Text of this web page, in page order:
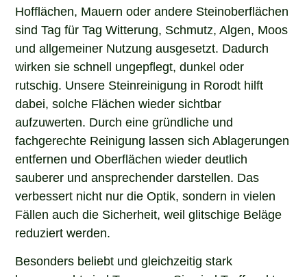
Hofflächen, Mauern oder andere Steinoberflächen
sind Tag für Tag Witterung, Schmutz, Algen, Moos
und allgemeiner Nutzung ausgesetzt. Dadurch
wirken sie schnell ungepflegt, dunkel oder
rutschig. Unsere Steinreinigung in Rorodt hilft
dabei, solche Flächen wieder sichtbar
aufzuwerten. Durch eine gründliche und
fachgerechte Reinigung lassen sich Ablagerungen
entfernen und Oberflächen wieder deutlich
sauberer und ansprechender darstellen. Das
verbessert nicht nur die Optik, sondern in vielen
Fällen auch die Sicherheit, weil glitschige Beläge
reduziert werden.
Besonders beliebt und gleichzeitig stark